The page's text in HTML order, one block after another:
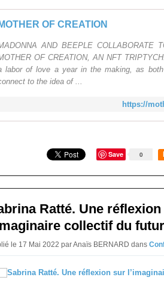
MOTHER OF CREATION
AND BEEPLE COLLABORATE
OF CREATION, AN NFT
labor of love a year in the making, as
to the idea of ...
https://
0
Save
Ratté. Une
collectif du futur
le 17 Mai 2022 par Anaïs BERNARD dans